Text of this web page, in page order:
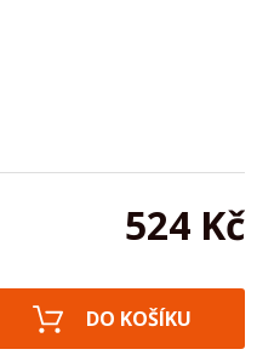
524 Kč